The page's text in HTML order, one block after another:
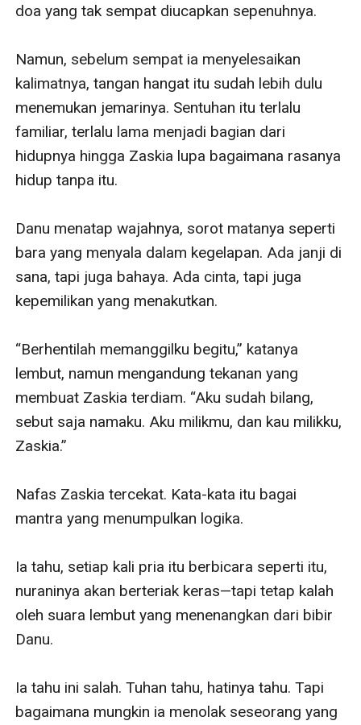
doa yang tak sempat diucapkan sepenuhnya.
Namun, sebelum sempat ia menyelesaikan
kalimatnya, tangan hangat itu sudah lebih dulu
menemukan jemarinya. Sentuhan itu terlalu
familiar, terlalu lama menjadi bagian dari
hidupnya hingga Zaskia lupa bagaimana rasanya
hidup tanpa itu.
Danu menatap wajahnya, sorot matanya seperti
bara yang menyala dalam kegelapan. Ada janji di
sana, tapi juga bahaya. Ada cinta, tapi juga
kepemilikan yang menakutkan.
“Berhentilah memanggilku begitu,” katanya
lembut, namun mengandung tekanan yang
membuat Zaskia terdiam. “Aku sudah bilang,
sebut saja namaku. Aku milikmu, dan kau milikku,
Zaskia.”
Nafas Zaskia tercekat. Kata-kata itu bagai
mantra yang menumpulkan logika.
Ia tahu, setiap kali pria itu berbicara seperti itu,
nuraninya akan berteriak keras—tapi tetap kalah
oleh suara lembut yang menenangkan dari bibir
Danu.
Ia tahu ini salah. Tuhan tahu, hatinya tahu. Tapi
bagaimana mungkin ia menolak seseorang yang